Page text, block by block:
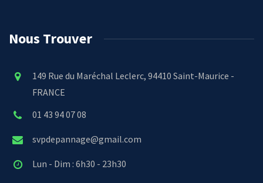
Nous Trouver
149 Rue du Maréchal Leclerc, 94410 Saint-Maurice -
FRANCE
01 43 94 07 08
svpdepannage@gmail.com
Lun - Dim : 6h30 - 23h30